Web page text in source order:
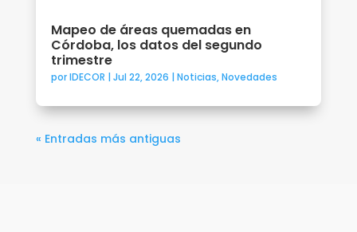
Mapeo de áreas quemadas en
Córdoba, los datos del segundo
trimestre
porIDECOR | Jul 22, 2026 | Noticias,Novedades
« Entradas más antiguas